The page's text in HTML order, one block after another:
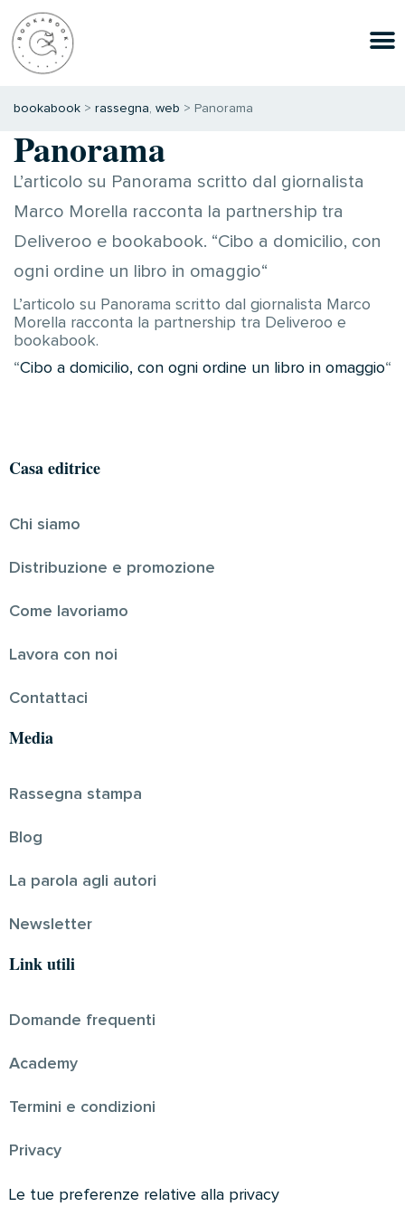
bookabook > rassegna, web > Panorama
Panorama
L’articolo su Panorama scritto dal giornalista
Marco Morella racconta la partnership tra
Deliveroo e bookabook. “Cibo a domicilio, con
ogni ordine un libro in omaggio“
L’articolo su Panorama scritto dal giornalista Marco
Morella racconta la partnership tra Deliveroo e
bookabook.
“Cibo a domicilio, con ogni ordine un libro in omaggio“
Casa editrice
Chi siamo
Distribuzione e promozione
Come lavoriamo
Lavora con noi
Contattaci
Media
Rassegna stampa
Blog
La parola agli autori
Newsletter
Link utili
Domande frequenti
Academy
Termini e condizioni
Privacy
Le tue preferenze relative alla privacy